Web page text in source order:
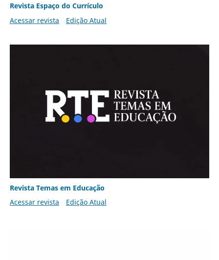
Revista Espaço do Currículo
Acessar revista
Edição Atual
Revista Temas em Educação
Acessar revista
Edição Atual